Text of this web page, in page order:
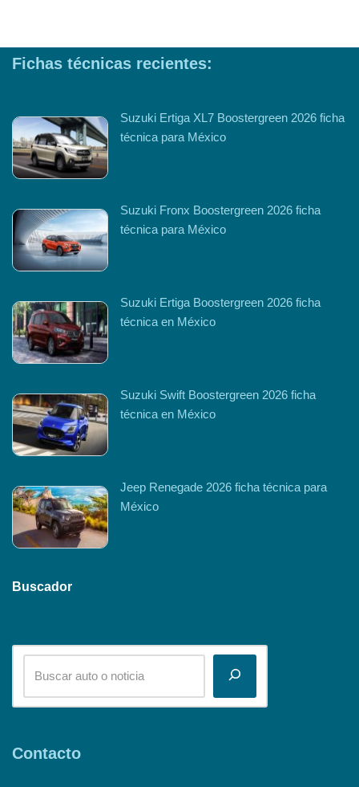
Fichas técnicas recientes:
Suzuki Ertiga XL7 Boostergreen 2026 ficha
técnica para México
Suzuki Fronx Boostergreen 2026 ficha
técnica para México
Suzuki Ertiga Boostergreen 2026 ficha
técnica en México
Suzuki Swift Boostergreen 2026 ficha
técnica en México
Jeep Renegade 2026 ficha técnica para
México
Buscador
Contacto